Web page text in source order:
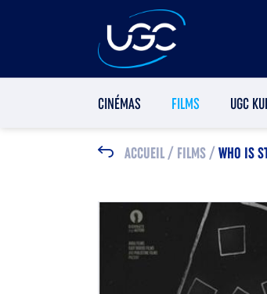
CINÉMAS FILMS UGC
ACCUEIL/ FILMS/ WHO IS